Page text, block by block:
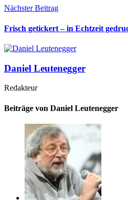
Nächster Beitrag
Frisch getickert – in Echtzeit
Daniel Leutenegger
Redakteur
Beiträge von Daniel Leutenegger